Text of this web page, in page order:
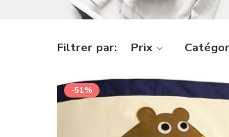
Filtrer par: Prix
-51%